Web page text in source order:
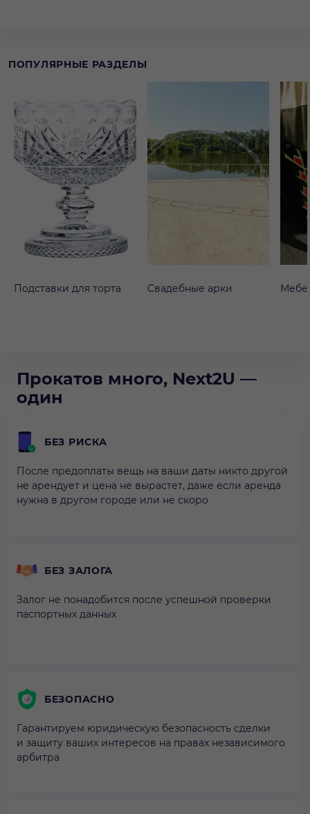
ПОПУЛЯРНЫЕ РАЗДЕЛЫ
Подставки для торта Свадебные арки
Прокатов много, Next2U —
один
БЕЗ РИСКА
После предоплаты вещь на ваши даты никто другой
не арендует и цена не вырастет, даже если аренда
нужна в другом городе или не скоро
БЕЗ ЗАЛОГА
Залог не понадобится после успешной проверки
паспортных данных
БЕЗОПАСНО
Гарантируем юридическую безопасность сделки
и защиту ваших интересов на правах независимого
арбитра